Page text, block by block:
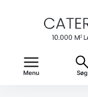
Menu Søg